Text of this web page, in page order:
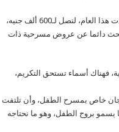
ثم تحدث الفنان أحمد عبدالعزيز، رئيس المهرجان قائلا : قيمة جوائز المهرجان زادت هذا العام، لتصل لـ600 ألف جنيه،
عبد العزيز : نبحث دائما عن عروض مسرحية ذات
التكريم صعبة جدا، فنحتاج أن نكرم أكثر من 1000 شخصية، فهناك أسماء تستحق التكريم،
خاص بمسرح الطفل، وأن تلتفت
بروح الطفل، وهو ما نحتاجه